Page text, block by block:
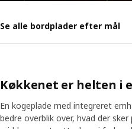
Se alle bordplader efter mål
Køkkenet er helten i
En kogeplade med integreret
bedre overblik over, hvad der